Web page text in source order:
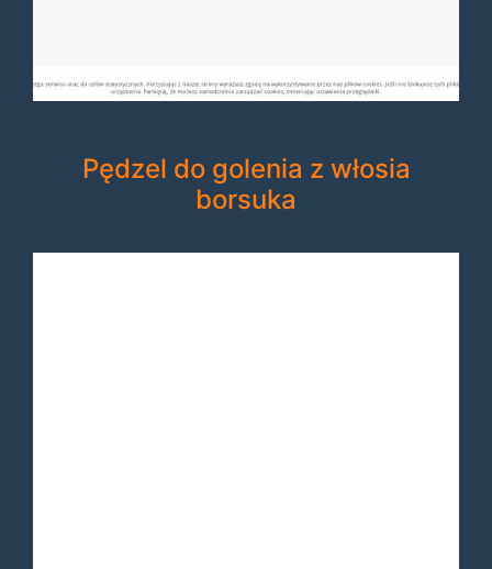
Pędzel do golenia z włosia
borsuka